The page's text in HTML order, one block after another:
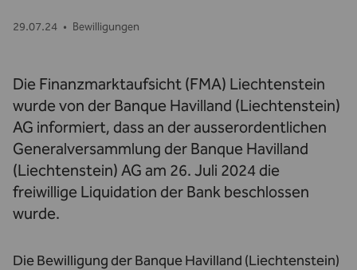
29.07.24 • Bewilligungen
Die Finanzmarktaufsicht (FMA) Liechtenstein
wurde von der Banque Havilland (Liechtenstein)
AG informiert, dass an der ausserordentlichen
Generalversammlung der Banque Havilland
(Liechtenstein) AG am 26. Juli 2024 die
freiwillige Liquidation der Bank beschlossen
wurde.
Die Bewilligung der Banque Havilland (Liechtenstein)